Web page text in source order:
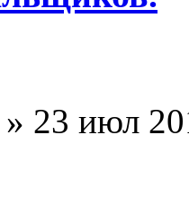
» 23 июл